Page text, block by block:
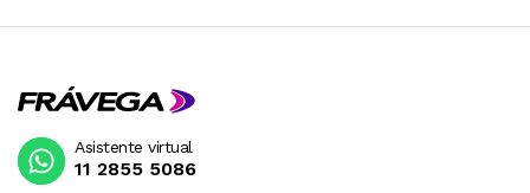
Asistente virtual
11 2855 5086